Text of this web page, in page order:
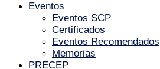
Eventos
Eventos SCP
Certificados
Eventos Recomendados
Memorias
PRECEP